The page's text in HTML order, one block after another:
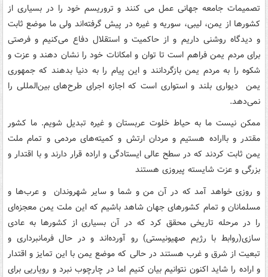
تصمیمات جامعه جهانی عمل می کنند و تروریسم خود را در بسیاری از
کشورها از یمن، لیبی، سوریه و غیره در پیش گرفته‌اند ولی ما موضع ثابت
و دیدگاه روشنی داریم و از حاکمیت و استقلال دفاع می‌کنیم و فرصتی
برای مردم یمن فراهم است تا توان و امکانات خود را نشان دهند و عزت و
شکوه را به مردم یمن بازگردانند و این پیام را به دنیا بدهند که جمهوری
یمن دیواری بلند و استواری است که اجازه اجرای طرح‌های بین‌المللی را
نمی‌دهد.
ممکن نیست ما به حیاط خلوت عربستان و غیره تبدیل شویم. ما کشور
مقتدر و بااراده هستیم و مردان ارتش و کمیته‌های مردمی و تمام ملت
یمن ثابت کردند که در سطح عالی ایستادگی و اراده قرار دارند و با اقتدار و
بزرگی و عزت شایسته پیروزی هستند
و روزی خواهد آمد که در آن من و شما و سایر شهروندان و عرب‌ها و
مسلمانان و تمام کشورهای جهان شاهد باشیم که این ملت یمن معجزه‌ای
را در مرحله تاریخی محقق کرد که در آن بسیاری از کشورها به عادی
سازی(روابط با رژیم صهیونیستی) رو آورده‌اند و در حال فرمانبرداری و
تبعیت از شرق و غرب هستند در حالی که موضع یمن با این تمایز و اقتدار
و اراده را شاید اکنون نتوانیم بیان کنیم اما در چارچوب نبرد و رویاریی برای